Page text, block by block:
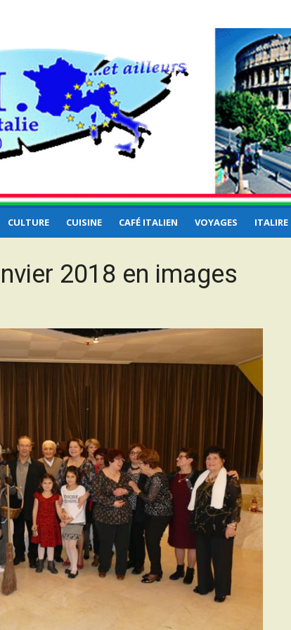
et
CULTURE CUISINE CAFÉ ITALIEN VOYAGES ITALIRE
2018 en images